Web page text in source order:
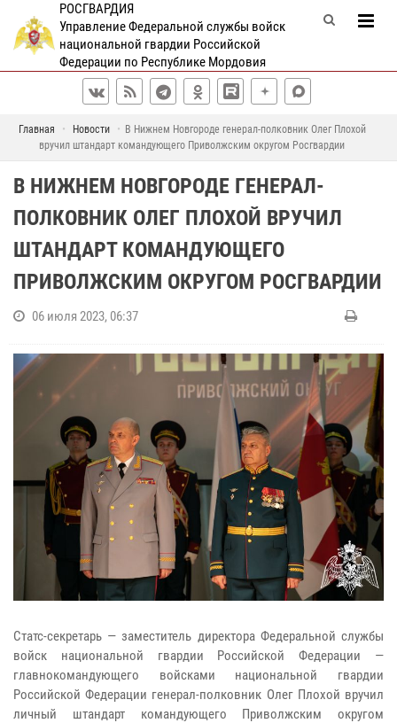
РОСГВАРДИЯ
Управление Федеральной службы войск
национальной гвардии Российской
Федерации по Республике Мордовия
Главная Новости
В Нижнем Новгороде генерал-полковник Олег Плохой
вручил штандарт командующего Приволжским округом Росгвардии
В НИЖНЕМ НОВГОРОДЕ ГЕНЕРАЛ-
ПОЛКОВНИК ОЛЕГ ПЛОХОЙ ВРУЧИЛ
ШТАНДАРТ КОМАНДУЮЩЕГО
ПРИВОЛЖСКИМ ОКРУГОМ РОСГВАРДИИ
06 июля 2023, 06:37
Статс-секретарь — заместитель директора Федеральной службы
войск национальной гвардии Российской Федерации —
главнокомандующего войсками национальной гвардии
Российской Федерации генерал-полковник Олег Плохой вручил
личный штандарт командующего Приволжским округом